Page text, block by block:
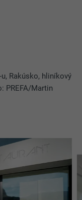
Rakúsko, hliníkový
PREFA/Martin